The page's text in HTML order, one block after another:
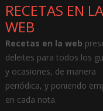
RECETAS EN LA
WEB
Recetas en la web
deleites para todos los
y ocasiones, de manera
periódica, y poniendo
en cada nota.